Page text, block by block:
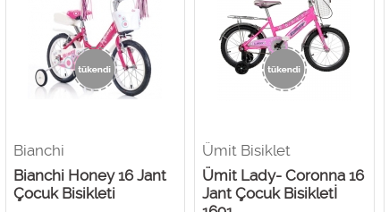
Bianchi
Bianchi Honey 16 Jant
Çocuk Bisikleti
Ümit Bisiklet
Ümit Lady- Coronna 16
Jant Çocuk Bisikletİ